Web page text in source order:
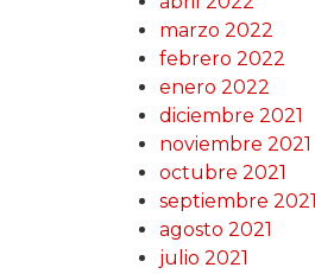
marzo 2022
febrero 2022
enero 2022
diciembre 2021
noviembre 2021
octubre 2021
septiembre 2021
agosto 2021
julio 2021